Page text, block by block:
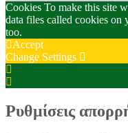
Cookies To make this site
data files called cookies on
too.
Accept
Change Settings
Settings
Ρυθμίσεις